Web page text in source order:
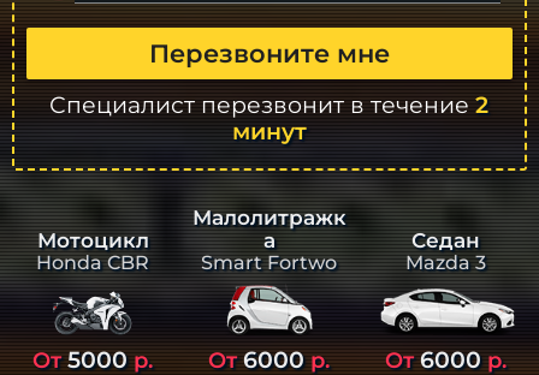
Перезвоните мне
Специалист перезвонит в течение2
минут
Мотоцикл
Honda CBR
От5000р.
Малолитражк
а
Smart Fortwo
От6000р.
Седан
Mazda 3
От6000р.